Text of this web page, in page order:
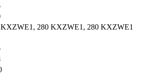
KXZWE1, 280 KXZWE1, 280 KXZWE1